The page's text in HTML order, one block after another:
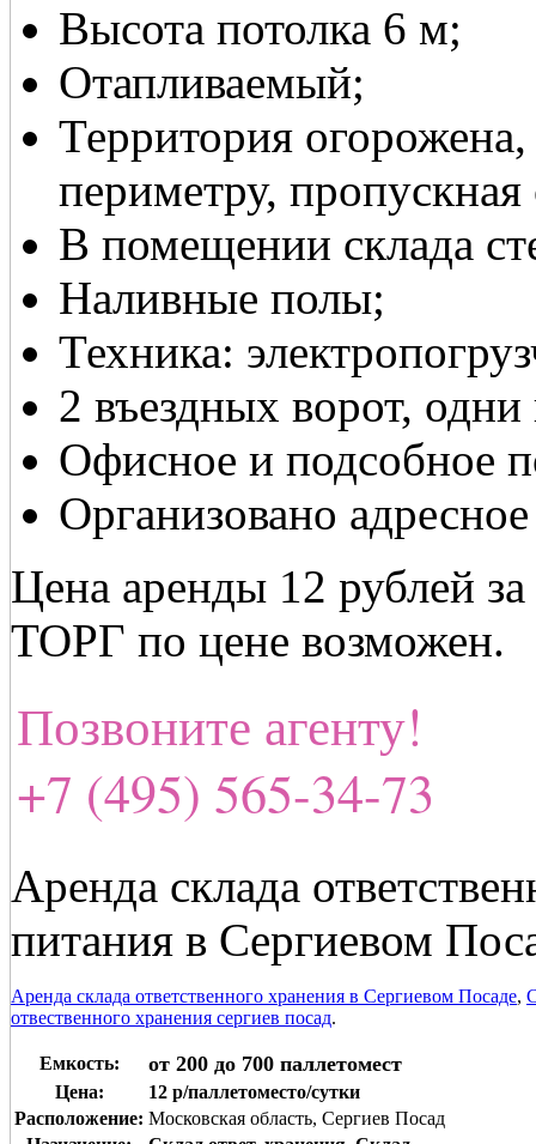
Высота потолка 6 м;
Отапливаемый;
Территория
периметру, пропускная
В помещении склада
Наливные полы;
Техника:
2 въездных ворот,
Офисное и подсобное
Организовано
Цена аренды 12 рублей
ТОРГ по цене возможен.
Позвоните агенту!
+7 (495) 565-34-73
Аренда склада
питания в Сергиевом
Аренда склада ответственного хранения в Сергиевом Посаде,
отвественного хранения сергиев посад.
Емкость: от 200 до 700 паллетомест
Цена:
12 р/паллетоместо/сутки
Расположение: Московская область, Сергиев Посад